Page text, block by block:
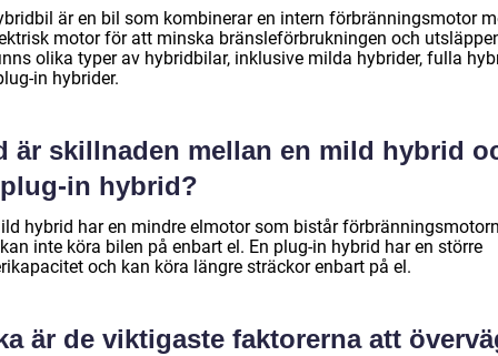
är en bil som kombinerar en intern förbränningsmotor
motor för att minska bränsleförbrukningen och
olika typer av hybridbilar, inklusive milda hybrider, fulla
in hybrider.
är skillnaden mellan en mild hybrid
in hybrid?
hybrid har en mindre elmotor som bistår
inte köra bilen på enbart el. En plug-in hybrid har en större
och kan köra längre sträckor enbart på el.
är de viktigaste faktorerna att